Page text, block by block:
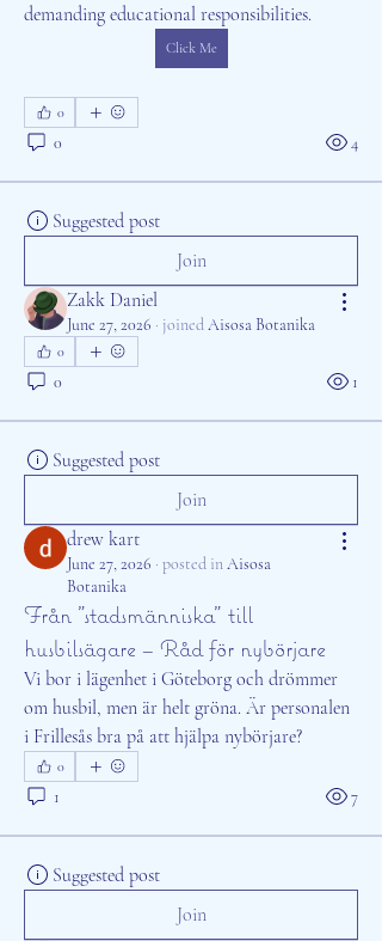
demanding educational responsibilities.
Click Me
0
0 4
Suggested post
Join
Zakk Daniel
June 27, 2026 · joinedAisosa Botanika
0
0 1
Suggested post
Join
drew kart
June 27, 2026 · posted inAisosa
Botanika
Från "stadsmänniska" till
husbilsägare – Råd för nybörjare
Vi bor i lägenhet i Göteborg och drömmer
om husbil, men är helt gröna. Är personalen
i Frillesås bra på att hjälpa nybörjare?
0
1 7
Suggested post
Join